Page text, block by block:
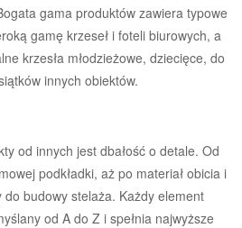
gama produktów zawiera typowe
gamę krzeseł i foteli biurowych, a
krzesła młodzieżowe, dziecięce, do
innych obiektów.
od innych jest dbałość o detale. Od
podkładki, aż po materiał obicia i
budowy stelaża. Każdy element
od A do Z i spełnia najwyższe